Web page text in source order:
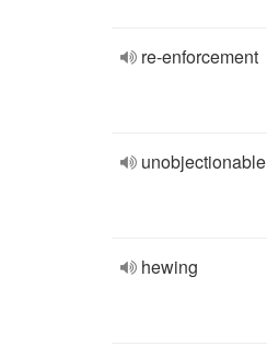
re-enforcement
unobjectionable
hewing